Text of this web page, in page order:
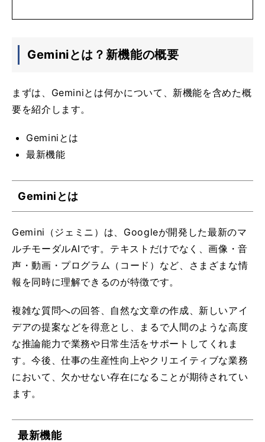
Geminiとは？新機能の概要
まずは、Geminiとは何かについて、新機能を含めた概
要を紹介します。
Geminiとは
最新機能
Geminiとは
Gemini（ジェミニ）は、Googleが開発した最新のマ
ルチモーダルAIです。テキストだけでなく、画像・音
声・動画・プログラム（コード）など、さまざまな情
報を同時に理解できるのが特徴です。
複雑な質問への回答、自然な文章の作成、新しいアイ
デアの提案などを得意とし、まるで人間のような高度
な推論能力で業務や日常生活をサポートしてくれま
す。今後、仕事の生産性向上やクリエイティブな業務
において、欠かせない存在になることが期待されてい
ます。
最新機能